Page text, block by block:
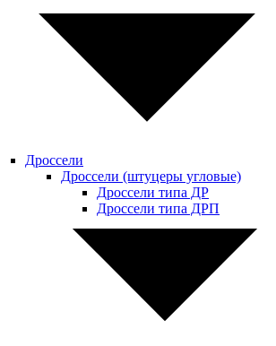
Дроссели
Дроссели (штуцеры угловые)
Дроссели типа ДР
Дроссели типа ДРП